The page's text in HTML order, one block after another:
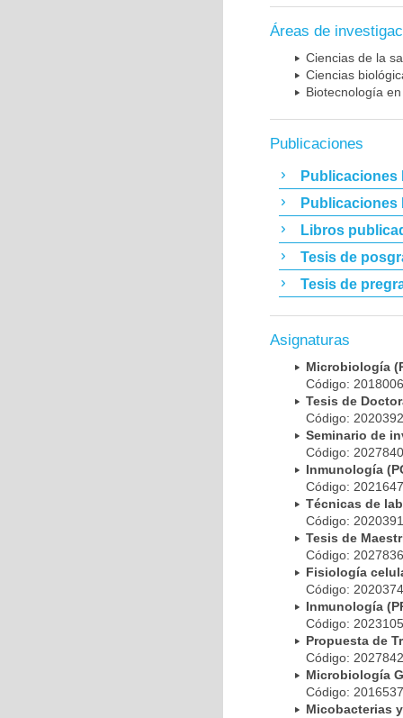
Áreas de
Ciencias de la
Ciencias
Biotecnología
Publicaciones
Publicaciones
Publicaciones
Libros
Tesis de
Tesis de
Asignaturas
Microbiología
Código:
Tesis de
Código:
Seminario de
Código:
Inmunología
Código:
Técnicas de
Código:
Tesis de
Código:
Fisiología
Código:
Inmunología
Código:
Propuesta de
Código:
Microbiología
Código:
Micobacterias